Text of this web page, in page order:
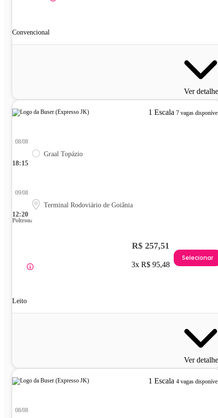
Convencional
Ver
1 Escala 7 vagas
18:15
08/08
Graal Topázio
12:20
09/08
Terminal Rodoviário de Goiânia
Poltrona
Leito
R$ 257,51
3x R$ 95,48
Selecionar
Ver
1 Escala 4 vagas
08/08